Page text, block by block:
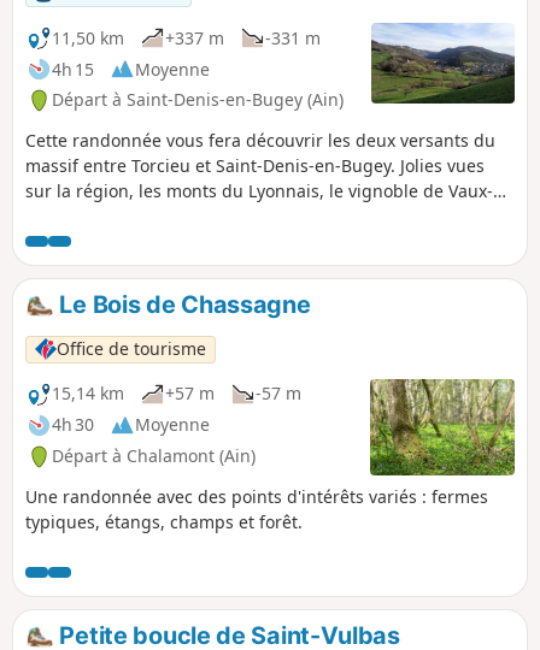
11,50 km
+337 m
-331 m
4h 15
Moyenne
Départ à Saint-Denis-en-Bugey (Ain)
Cette randonnée vous fera découvrir les deux versants du
massif entre Torcieu et Saint-Denis-en-Bugey. Jolies vues
sur la région, les monts du Lyonnais, le vignoble de Vaux-
dans le joli village d'Ambutrix, sans oublier le départ de la
tour de Saint-Denis qui offre un panorama sur la région.
Le Bois de Chassagne
Office de tourisme
15,14 km
+57 m
-57 m
4h 30
Moyenne
Départ à Chalamont (Ain)
Une randonnée avec des points d'intérêts variés : fermes
typiques, étangs, champs et forêt.
Petite boucle de Saint-Vulbas